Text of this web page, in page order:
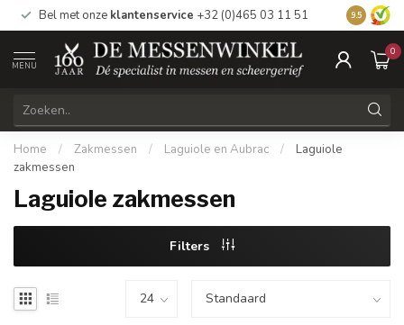
Bel met onze klantenservice +32 (0)465 03 11 51 Bezoek
9.5
MENU
0
Home / Zakmessen / Laguiole en Aubrac /
Laguiole
zakmessen
Laguiole zakmessen
Filters